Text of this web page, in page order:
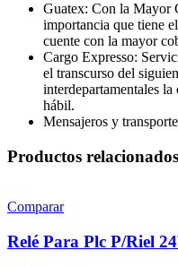
Guatex: Con la Mayor
importancia que tiene
cuente con la mayor
Cargo Expresso:
el transcurso del
interdepartamentales la
hábil.
Mensajeros y
Productos relacionados
Comparar
Relé Para Plc P/Riel